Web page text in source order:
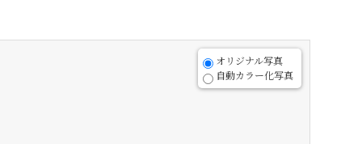
オリジナル写真
自動カラー化写真